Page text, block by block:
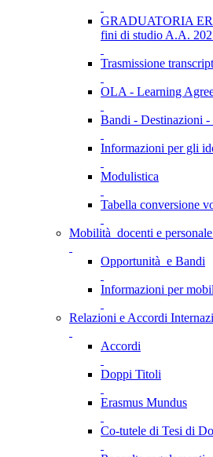
GRADUATORIA
fini di studio A.A.
Trasmissione
OLA - Learning
Bandi - Destinazioni -
Informazioni per gli
Modulistica
Tabella conversione
Mobilità docenti e
Opportunità e Bandi
Informazioni per
Relazioni e Accordi
Accordi
Doppi Titoli
Erasmus Mundus
Co-tutele di Tesi di